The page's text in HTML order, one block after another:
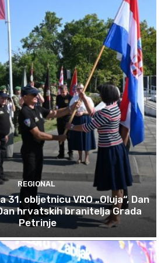
REGIONAL
31. obljetnicu VRO „Oluja“, Dan
hrvatskih branitelja Grada
Petrinje